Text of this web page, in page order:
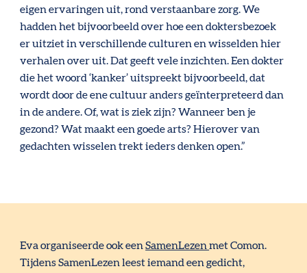
eigen ervaringen uit, rond verstaanbare zorg. We
hadden het bijvoorbeeld over hoe een doktersbezoek
er uitziet in verschillende culturen en wisselden hier
verhalen over uit. Dat geeft vele inzichten. Een dokter
die het woord ‘kanker’ uitspreekt bijvoorbeeld, dat
wordt door de ene cultuur anders geïnterpreteerd dan
in de andere. Of, wat is ziek zijn? Wanneer ben je
gezond? Wat maakt een goede arts? Hierover van
gedachten wisselen trekt ieders denken open.”
Eva organiseerde ook eenSamenLezenmet Comon.
Tijdens SamenLezen leest iemand een gedicht,